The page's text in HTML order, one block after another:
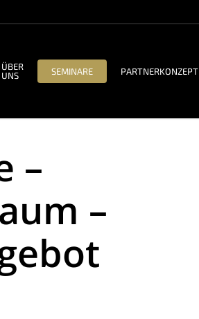
ÜBER
UNS
SEMINARE PARTNERKONZEPT
–
–